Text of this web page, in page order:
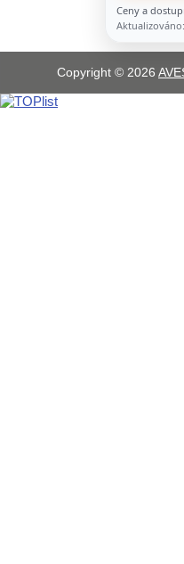
Ceny a
Copyright © 2026